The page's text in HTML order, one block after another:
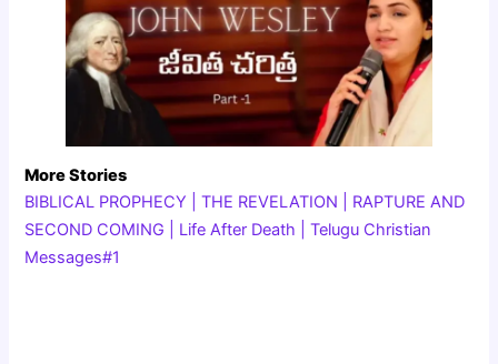
More Stories
BIBLICAL PROPHECY | THE REVELATION | RAPTURE AND
SECOND COMING | Life After Death | Telugu Christian
Messages#1